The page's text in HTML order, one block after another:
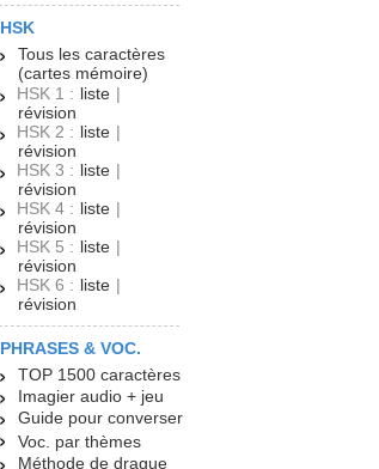
HSK
Tous les caractères
(cartes mémoire)
HSK 1 : liste |
révision
HSK 2 : liste |
révision
HSK 3 : liste |
révision
HSK 4 : liste |
révision
HSK 5 : liste |
révision
HSK 6 : liste |
révision
PHRASES & VOC.
TOP 1500 caractères
Imagier audio + jeu
Guide pour converser
Voc. par thèmes
Méthode de drague